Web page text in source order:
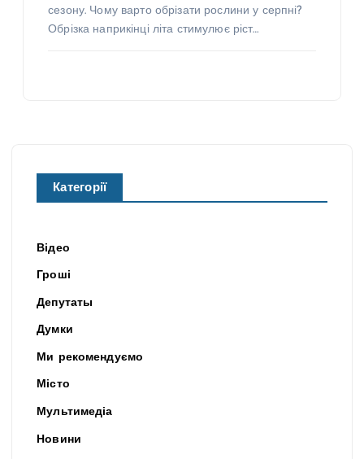
сезону. Чому варто обрізати рослини у серпні?
Обрізка наприкінці літа стимулює ріст…
Категорії
Відео
Гроші
Депутаты
Думки
Ми рекомендуємо
Місто
Мультимедіа
Новини